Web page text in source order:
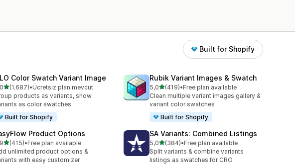
Built for Shopify
Color Swatch Variant Image
5 yıldız üzerinden
(1.687)
1687 değerlendirme
•Ücretsiz plan mevcut
products as variants, show
as color swatches
Built for Shopify
Rubik Variant Images & Swatch
5,05 yıldız üzerinden
(419)
toplam 419 değerlendirme
•Free plan available
Clean multiple variant images gallery &
variant color swatches
Built for Shopify
Product Options
5 yıldız üzerinden
(415)
415 değerlendirme
•Free plan available
unlimited product options &
with easy customizer
SA Variants: Combined Listings
5,05 yıldız üzerinden
(384)
toplam 384 değerlendirme
•Free plan available
Split variants & combine variants
listings as swatches for CRO